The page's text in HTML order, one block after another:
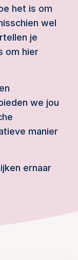
het is om
wel
je
om hier
we jou
manier
ernaar